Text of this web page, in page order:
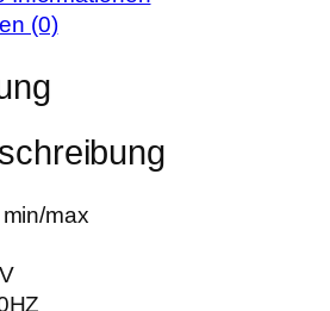
9
8
€
(0)
max